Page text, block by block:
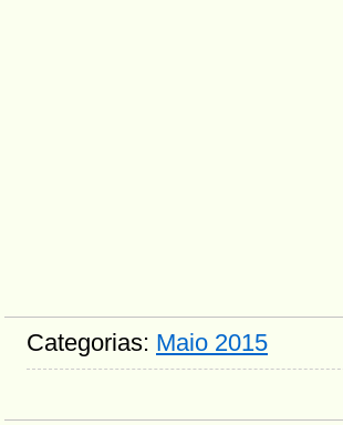
Categorias: Maio 2015